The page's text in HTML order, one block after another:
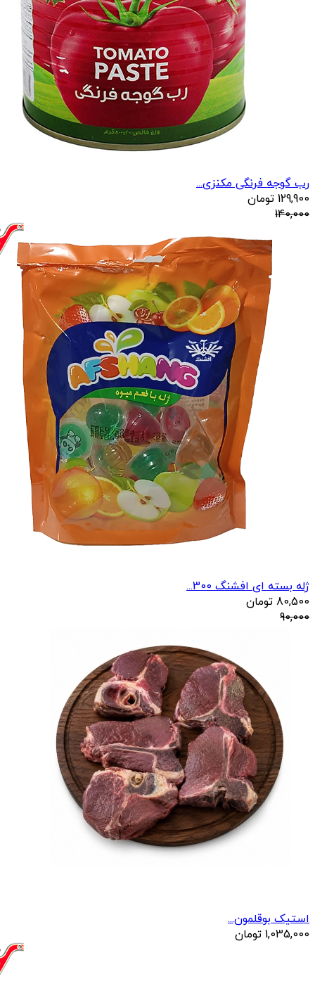
رب گوجه فرنگی مکنزی...
129,900 تومان
140,000
ژله بسته ای افشنگ 300...
80,500 تومان
90,000
استیک بوقلمون...
1,035,000 تومان